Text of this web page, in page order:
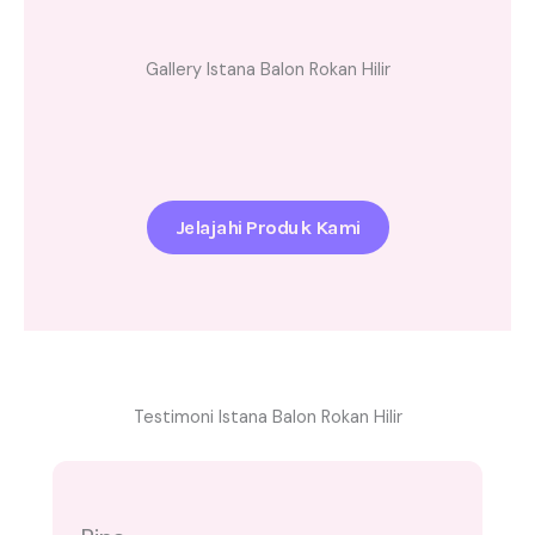
Gallery Istana Balon Rokan Hilir
Jelajahi Produk Kami
Testimoni Istana Balon Rokan Hilir